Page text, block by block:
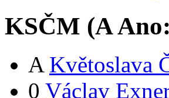
KSČM (AAno:
A Květoslava
0 Václav